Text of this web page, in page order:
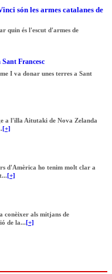
són les armes catalanes de
quin és l'escut d'armes de
Francesc
I va donar unes terres a Sant
a l'illa Aitutaki de Nova Zelanda
[+]
d'Amèrica ho tenim molt clar a
[+]
conèixer als mitjans de
de la...[+]